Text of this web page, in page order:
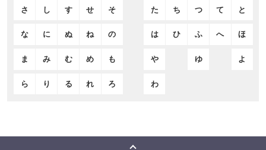
さ し す せ そ た ち つ て と
な に ぬ ね の は ひ ふ へ ほ
ま み む め も や ゆ よ
ら り る れ ろ わ